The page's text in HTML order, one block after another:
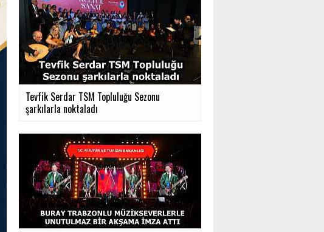
Tevfik Serdar TSM Topluluğu Sezonu
şarkılarla noktaladı